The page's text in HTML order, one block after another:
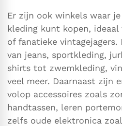
Er zijn ook winkels waar
kleding kunt kopen, ideaal
of fanatieke vintagejagers.
van jeans, sportkleding,
shirts tot zwemkleding,
veel meer. Daarnaast zijn
volop accessoires zoals
handtassen, leren
zelfs oude elektronica